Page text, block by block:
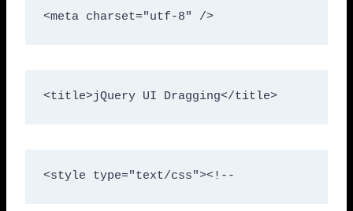
<meta charset="utf-8" />
<title>jQuery UI Dragging</title>
<style type="text/css"><!--